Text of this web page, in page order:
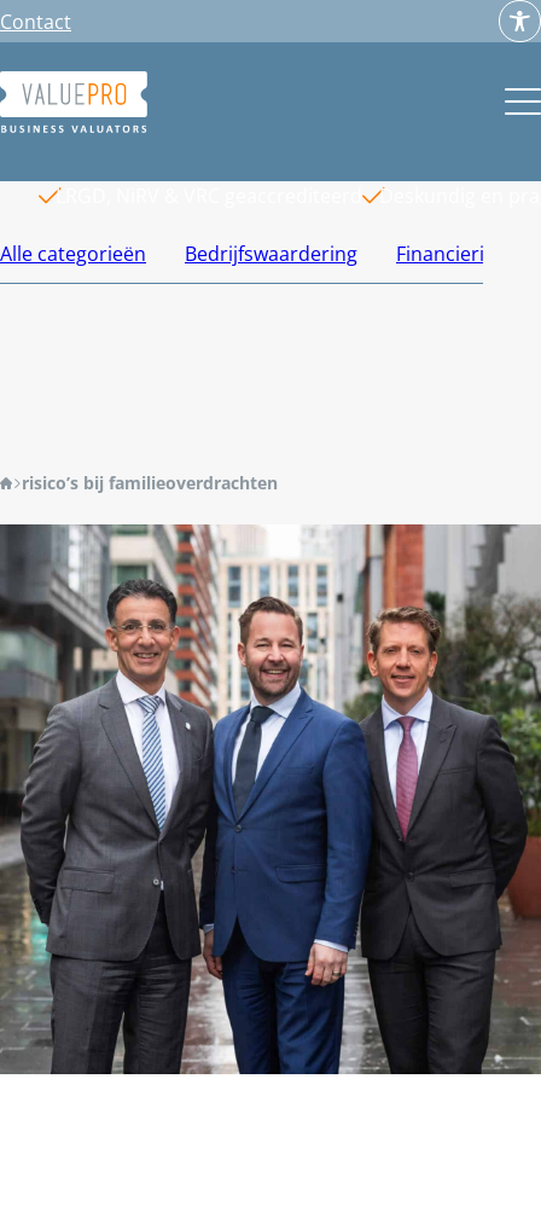
Ga
naar
de
inhoud
Contact
LRGD, NiRV & VRC geaccrediteerd Deskundig en
Alle categorieën Bedrijfswaardering Financiering
risico’s bij familieoverdrachten